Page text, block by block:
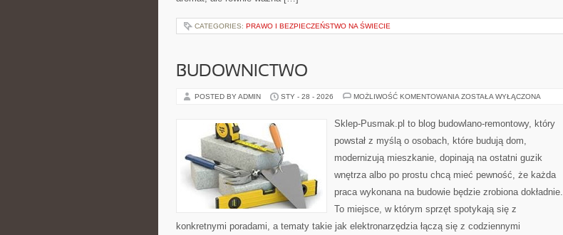
CATEGORIES: PRAWO I BEZPIECZEŃSTWO NA ŚWIECIE
BUDOWNICTWO
POSTED BY ADMIN STY - 28 - 2026 MOŻLIWOŚĆ KOMENTOWANIA BUDOWNICTWO
ZOSTAŁA WYŁĄCZONA
Sklep-Pusmak.pl to blog budowlano-remontowy, który
powstał z myślą o osobach, które budują dom,
modernizują mieszkanie, dopinają na ostatni guzik
wnętrza albo po prostu chcą mieć pewność, że każda
praca wykonana na budowie będzie zrobiona dokładnie.
To miejsce, w którym sprzęt spotykają się z
konkretnymi poradami, a tematy takie jak elektronarzędzia łączą się z codziennymi